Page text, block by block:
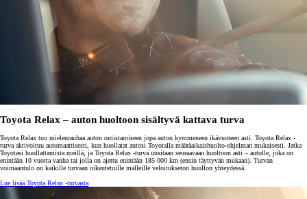
Toyota Relax – auton huoltoon sisältyvä kattava turva
Toyota Relax tuo mielenrauhaa auton omistamiseen jopa auton kymmeneen ikävuoteen asti. Toyota Relax -
turva aktivoituu automaattisesti, kun huollatat autosi Toyotalla määräaikaishuolto-ohjelman mukaisesti. Jatka
Toyotasi huollattamista meillä, ja Toyota Relax -turva uusitaan seuraavaan huoltoon asti – autolle, joka on
enintään 10 vuotta vanha tai jolla on ajettu enintään 185 000 km (ensin täyttyvän mukaan). Turvan
voimaantulo on kaikille turvaan oikeutetuille malleille veloitukseton huollon yhteydessä.
Lue lisää Toyota Relax -turvasta